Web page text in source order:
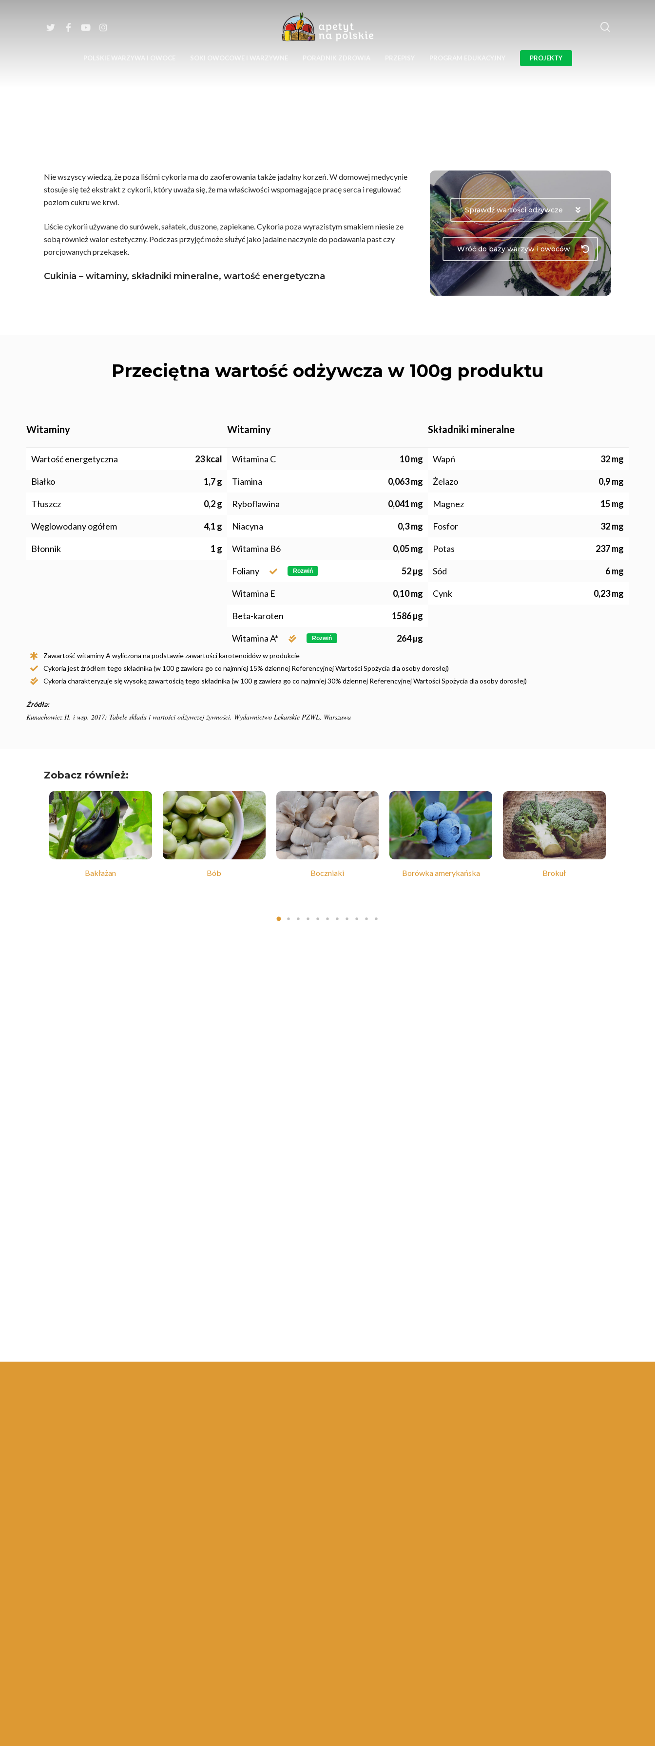
PROJEKTY
Nie wszyscy wiedzą, że poza liśćmi cykoria ma do zaoferowania także jadalny korzeń. W domowej medycynie
stosuje się też ekstrakt z cykorii, który uważa się, że ma właściwości wspomagające pracę serca i regulować
poziom cukru we krwi.
Liście cykorii używane do surówek, sałatek, duszone, zapiekane. Cykoria poza wyrazistym smakiem niesie ze
sobą również walor estetyczny. Podczas przyjęć może służyć jako jadalne naczynie do podawania past czy
porcjowanych przekąsek.
Cukinia – witaminy, składniki mineralne, wartość energetyczna
Sprawdź wartości odżywcze
Wróć do bazy warzyw i owoców
Przeciętna wartość odżywcza w 100g produktu
Witaminy
Wartość energetyczna 23 kcal
Białko 1,7 g
Tłuszcz 0,2 g
Węglowodany ogółem 4,1 g
Błonnik 1 g
Witaminy
Witamina C 10 mg
Tiamina 0,063 mg
Ryboflawina 0,041 mg
Niacyna 0,3 mg
Witamina B6 0,05 mg
Foliany Rozwiń 52 µg
Witamina E 0,10 mg
Beta-karoten 1586 µg
Witamina A* Rozwiń 264 µg
Składniki mineralne
Wapń 32 mg
Żelazo 0,9 mg
Magnez 15 mg
Fosfor 32 mg
Potas 237 mg
Sód 6 mg
Cynk 0,23 mg
Zawartość witaminy A wyliczona na podstawie zawartości karotenoidów w produkcie
Cykoria jest źródłem tego składnika (w 100 g zawiera go co najmniej 15% dziennej Referencyjnej Wartości Spożycia dla osoby dorosłej)
Cykoria charakteryzuje się wysoką zawartością tego składnika (w 100 g zawiera go co najmniej 30% dziennej Referencyjnej Wartości Spożycia dla osoby dorosłej)
Źródła:
Kunachowicz H. i wsp. 2017: Tabele składu i wartości odżywczej żywności. Wydawnictwo Lekarskie PZWL, Warszawa
Zobacz również:
Bakłażan Bób Boczniaki Borówka amerykańska Brokuł